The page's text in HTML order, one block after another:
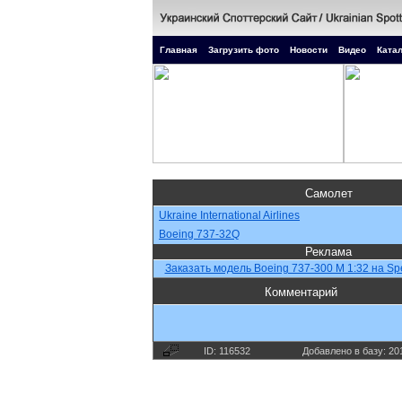
Главная Загрузить фото Новости Видео
Самолет
Ukraine International Airlines
Boeing 737-32Q
Реклама
Заказать модель Boeing 737-300 M 1:32 на
Комментарий
ID: 116532 Добавлено в базу: